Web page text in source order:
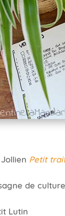
Petit
de
Lutin